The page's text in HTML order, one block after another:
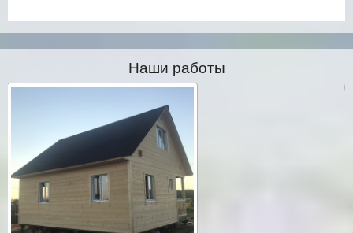
Наши работы